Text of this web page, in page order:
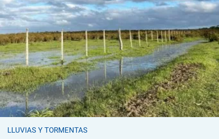
LLUVIAS Y TORMENTAS